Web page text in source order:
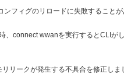
フィグのリロードに失敗すること
、connect wwanを実行するとCLIが
リークが発生する不具合を修正しま